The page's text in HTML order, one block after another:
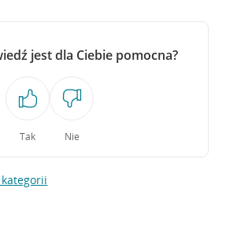
jest dla Ciebie pomocna?
Tak Nie